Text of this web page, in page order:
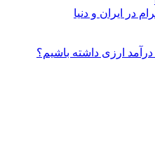
در ایران و دنیا
ارزی داشته باشیم؟